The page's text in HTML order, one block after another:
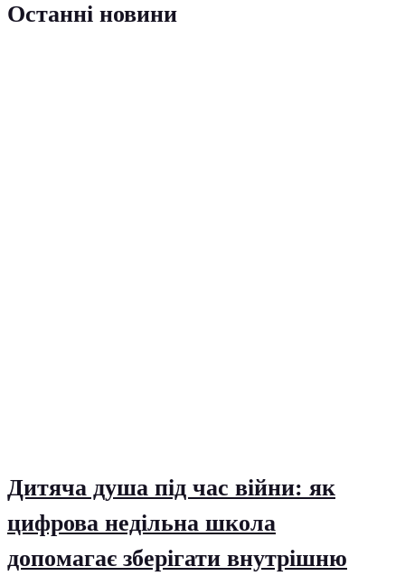
Останні новини
Дитяча душа під час війни: як
цифрова недільна школа
допомагає зберігати внутрішню